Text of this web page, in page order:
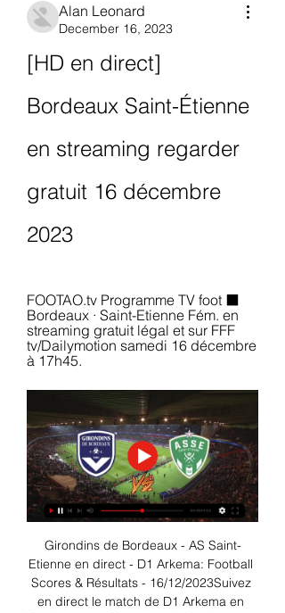
Alan Leonard
December 16, 2023
[HD en direct]
Bordeaux Saint-Étienne
en streaming regarder
gratuit 16 décembre
2023
FOOTAO.tv Programme TV foot ⬛
Bordeaux · Saint-Etienne Fém. en
streaming gratuit légal et sur FFF
tv/Dailymotion samedi 16 décembre
à 17h45.
Girondins de Bordeaux - AS Saint-
Etienne en direct - D1 Arkema: Football
Scores & Résultats - 16/12/2023Suivez
en direct le match de D1 Arkema en